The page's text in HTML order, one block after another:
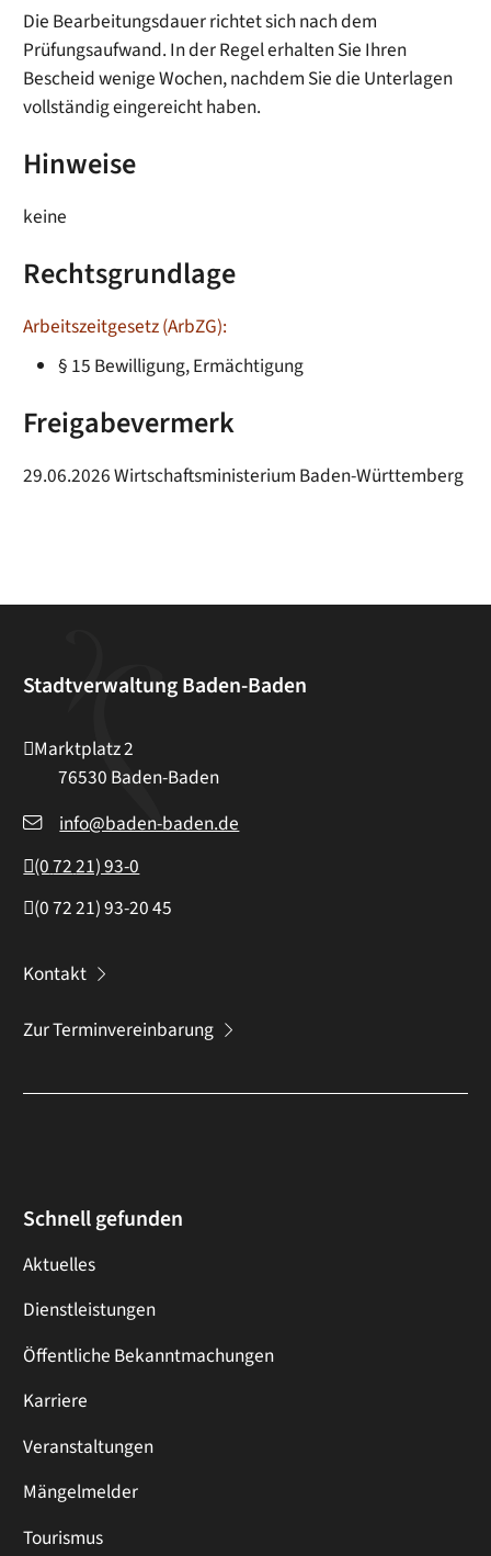
Die Bearbeitungsdauer richtet sich nach dem
Prüfungsaufwand. In der Regel erhalten Sie Ihren
Bescheid wenige Wochen, nachdem Sie die Unterlagen
vollständig eingereicht haben.
Hinweise
keine
Rechtsgrundlage
Arbeitszeitgesetz (ArbZG):
§ 15 Bewilligung, Ermächtigung
Freigabevermerk
29.06.2026 Wirtschaftsministerium Baden-Württemberg
Stadtverwaltung Baden-Baden
Marktplatz 2
76530 Baden-Baden
info@baden-baden.de
(07221) 93-0
(07221) 93-2045
Kontakt
Zur Terminvereinbarung
Schnell gefunden
Aktuelles
Dienstleistungen
Öffentliche Bekanntmachungen
Karriere
Veranstaltungen
Mängelmelder
Tourismus